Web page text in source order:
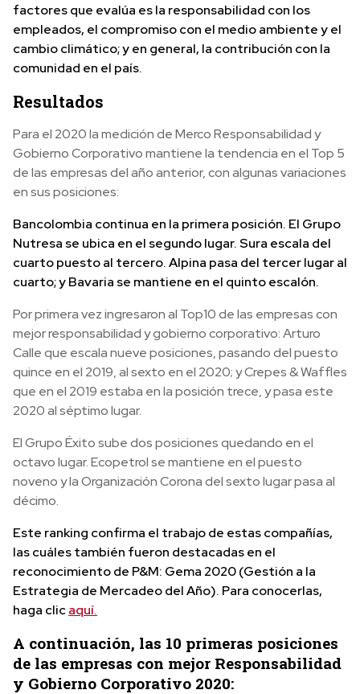
factores que evalúa es la responsabilidad con los
empleados, el compromiso con el medio ambiente y el
cambio climático; y en general, la contribución con la
comunidad en el país.
Resultados
Para el 2020 la medición deMerco Responsabilidad y
Gobierno Corporativomantiene la tendencia en el Top 5
de las empresas del año anterior, con algunas variaciones
en sus posiciones:
Bancolombia continua en la primera posición. El Grupo
Nutresa se ubica en el segundo lugar. Sura escala del
cuarto puesto al tercero. Alpina pasa del tercer lugar al
cuarto; y Bavaria se mantiene en el quinto escalón.
Por primera vez ingresaron al Top10 de las empresas con
mejor responsabilidad y gobierno corporativo: Arturo
Calle que escala nueve posiciones, pasando del puesto
quince en el 2019, al sexto en el 2020; y Crepes & Waffles
que en el 2019 estaba en la posición trece, y pasa este
2020 al séptimo lugar.
El Grupo Éxito sube dos posiciones quedando en el
octavo lugar. Ecopetrol se mantiene en el puesto
noveno y la Organización Corona del sexto lugar pasa al
décimo.
Este ranking confirma el trabajo de estas compañías,
las cuáles también fueron destacadas en el
reconocimiento de P&M: Gema 2020 (Gestión a la
Estrategia de Mercadeo del Año). Para conocerlas,
haga clicaquí.
A continuación, las 10 primeras posiciones
de las empresas con mejor Responsabilidad
y Gobierno Corporativo 2020: